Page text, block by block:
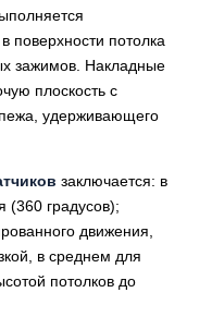
поверхности потолка
зажимов. Накладные
плоскость с
удерживающего
заключается: в
(360 градусов);
движения,
в среднем для
потолков до